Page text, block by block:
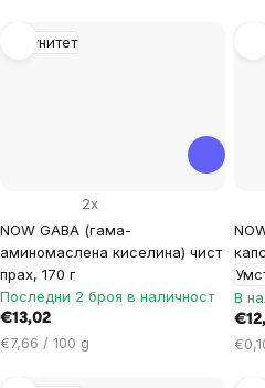
мярка:
Имунитет
NOW GABA (гама-
аминомаслена киселина) чист
прах, 170 г
2x
Последни 2 броя в наличност
€13,02
Цена
€7,66 / 100 g
В